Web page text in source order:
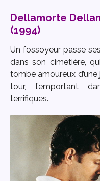
Dellamorte
(1994)
Un fossoyeur passe
dans son cimetière,
tombe amoureux
tour, l’emportant
terrifiques.